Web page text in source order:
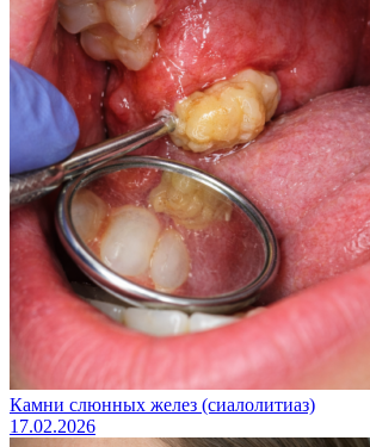
Камни слюнных желез (сиалолитиаз)
17.02.2026